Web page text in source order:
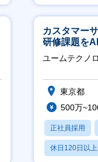
産休・育休あ
カスタマー
研修課題を
約3万社導
ユームテクノ
東京都
500万
正社員採用
休日120日以上